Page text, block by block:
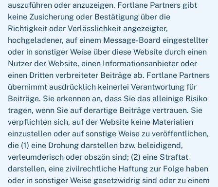
auszuführen oder anzuzeigen. Fortlane Partners gibt
keine Zusicherung oder Bestätigung über die
Richtigkeit oder Verlässlichkeit angezeigter,
hochgeladener, auf einem Message-Board eingestellter
oder in sonstiger Weise über diese Website durch einen
Nutzer der Website, einen Informationsanbieter oder
einen Dritten verbreiteter Beiträge ab. Fortlane Partners
übernimmt ausdrücklich keinerlei Verantwortung für
Beiträge. Sie erkennen an, dass Sie das alleinige Risiko
tragen, wenn Sie auf derartige Beiträge vertrauen. Sie
verpflichten sich, auf der Website keine Materialien
einzustellen oder auf sonstige Weise zu veröffentlichen,
die (1) eine Drohung darstellen bzw. beleidigend,
verleumderisch oder obszön sind; (2) eine Straftat
darstellen, eine zivilrechtliche Haftung zur Folge haben
oder in sonstiger Weise gesetzwidrig sind oder zu einem